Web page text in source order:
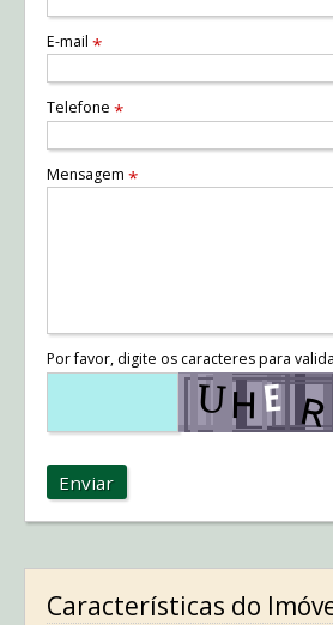
E-mail *
Telefone *
Mensagem *
Por favor, digite os caracteres para
Enviar
Características do